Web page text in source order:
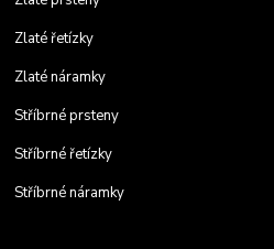
Zlaté řetízky
Zlaté náramky
Stříbrné prsteny
Stříbrné řetízky
Stříbrné náramky